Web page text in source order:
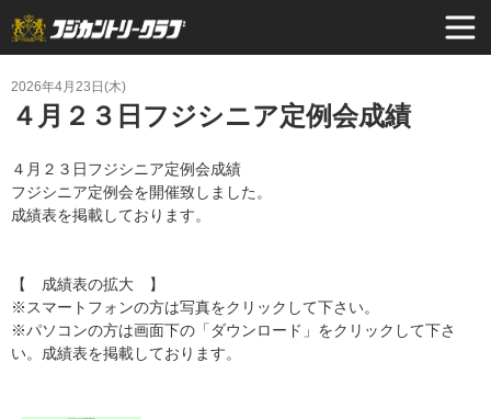
2026年4月23日(木)
４月２３日フジシニア定例会成績
４月２３日フジシニア定例会成績
フジシニア定例会を開催致しました。
成績表を掲載しております。
【 成績表の拡大 】
※スマートフォンの方は写真をクリックして下さい。
※パソコンの方は画面下の「ダウンロード」をクリックして下さ
い。成績表を掲載しております。